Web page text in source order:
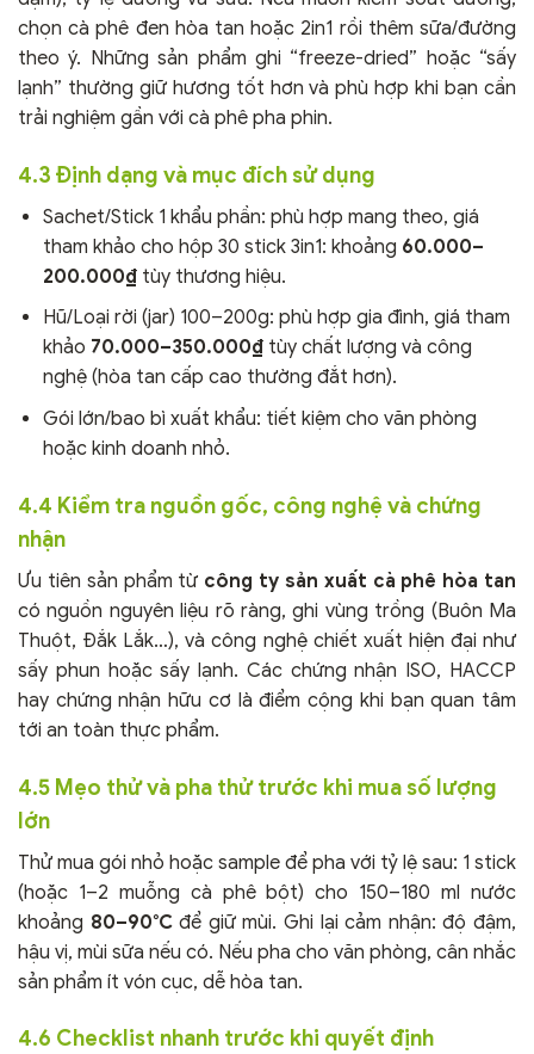
chọn cà phê đen hòa tan hoặc 2in1 rồi thêm sữa/đường
theo ý. Những sản phẩm ghi “freeze-dried” hoặc “sấy
lạnh” thường giữ hương tốt hơn và phù hợp khi bạn cần
trải nghiệm gần với cà phê pha phin.
4.3 Định dạng và mục đích sử dụng
Sachet/Stick 1 khẩu phần: phù hợp mang theo, giá
tham khảo cho hộp 30 stick 3in1: khoảng 60.000–
200.000₫tùy thương hiệu.
Hũ/Loại rời (jar) 100–200g: phù hợp gia đình, giá tham
khảo 70.000–350.000₫tùy chất lượng và công
nghệ (hòa tan cấp cao thường đắt hơn).
Gói lớn/bao bì xuất khẩu: tiết kiệm cho văn phòng
hoặc kinh doanh nhỏ.
4.4 Kiểm tra nguồn gốc, công nghệ và chứng
nhận
Ưu tiên sản phẩm từ công ty sản xuất cà phê hòa tan
có nguồn nguyên liệu rõ ràng, ghi vùng trồng (Buôn Ma
Thuột, Đắk Lắk…), và công nghệ chiết xuất hiện đại như
sấy phun hoặc sấy lạnh. Các chứng nhận ISO, HACCP
hay chứng nhận hữu cơ là điểm cộng khi bạn quan tâm
tới an toàn thực phẩm.
4.5 Mẹo thử và pha thử trước khi mua số lượng
lớn
Thử mua gói nhỏ hoặc sample để pha với tỷ lệ sau: 1 stick
(hoặc 1–2 muỗng cà phê bột) cho 150–180 ml nước
khoảng 80–90°Cđể giữ mùi. Ghi lại cảm nhận: độ đậm,
hậu vị, mùi sữa nếu có. Nếu pha cho văn phòng, cân nhắc
sản phẩm ít vón cục, dễ hòa tan.
4.6 Checklist nhanh trước khi quyết định